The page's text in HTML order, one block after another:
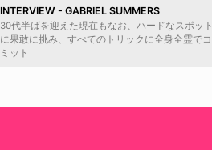
INTERVIEW - GABRIEL SUMMERS
30代半ばを迎えた現在もなお、ハードなスポット
に果敢に挑み、すべてのトリックに全身全霊でコ
ミット